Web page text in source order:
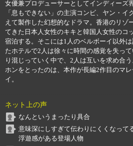
女優兼プロデューサーとしてインディーズ
「息もできない」の主演コンビ、ヤン・イ
えて製作した幻想的なドラマ。香港のリゾ
てきた日本人女性のキキと韓国人女性のコ
宿泊する。そこには1人のベルボーイ以外
たホテルで2人は徐々に時間の感覚を失っ
り混じっていく中で、2人は互いを求め合
ホンをとったのは、本作が長編2作目のマ
イ。
ネット上の声
なんというまったり具合
意味深にしすぎて伝わりにくくなって
浮遊感がある登場人物